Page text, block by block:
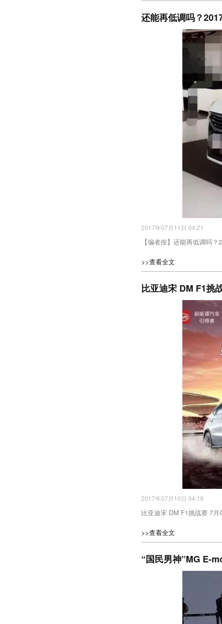
还能再低调吗？
2017年07月11日 04:21
【编者按】还能再低调吗
>>查看全文
比亚迪宋 DM F1挑
2017年07月10日 04:19
比亚迪宋 DM F1挑战赛 7
>>查看全文
“国民男神”MG E-